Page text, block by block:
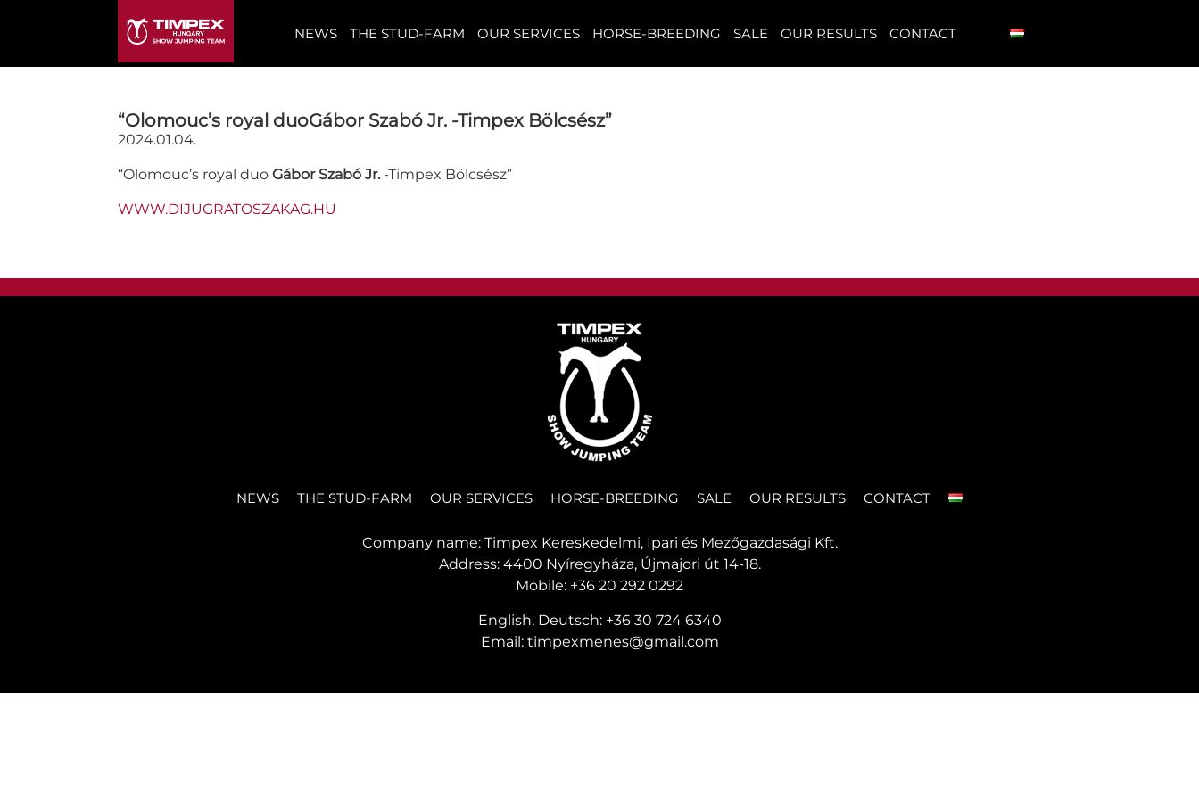
NEWS THE STUD-FARM OUR SERVICES HORSE-BREEDING SALE OUR RESULTS CONTACT
“Olomouc’s royal duoGábor Szabó Jr. -Timpex Bölcsész”
2024.01.04.
“Olomouc’s royal duo Gábor Szabó Jr. -Timpex Bölcsész”
WWW.DIJUGRATOSZAKAG.HU
NEWS THE STUD-FARM OUR SERVICES HORSE-BREEDING SALE OUR RESULTS CONTACT
Company name: Timpex Kereskedelmi, Ipari és Mezőgazdasági Kft.
Address: 4400 Nyíregyháza, Újmajori út 14-18.
Mobile: +36 20 292 0292
English, Deutsch: +36 30 724 6340
Email: timpexmenes@gmail.com